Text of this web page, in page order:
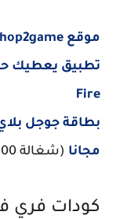
موقع Shop2game لشحن جواهر فري فاير
Fire
مجانا (شغالة 100%)
كودات فري